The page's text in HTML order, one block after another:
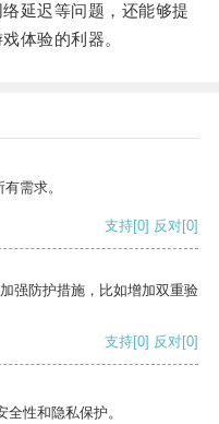
延迟等问题，还能够提
体验的利器。
需求。
支持[0] 反对[0]
强防护措施，比如增加双重验
支持[0] 反对[0]
性和隐私保护。